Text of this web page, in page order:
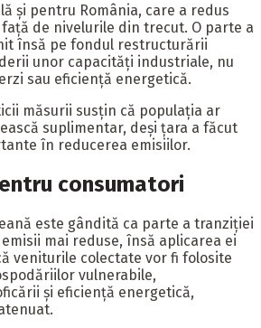
și pentru România, care a redus
de nivelurile din trecut. O parte a
însă pe fondul restructurării
unor capacități industriale, nu
sau eficiență energetică.
măsurii susțin că populația ar
suplimentar, deși țara a făcut
în reducerea emisiilor.
consumatori
este gândită ca parte a tranziției
mai reduse, însă aplicarea ei
veniturile colectate vor fi folosite
vulnerabile,
și eficiență energetică,